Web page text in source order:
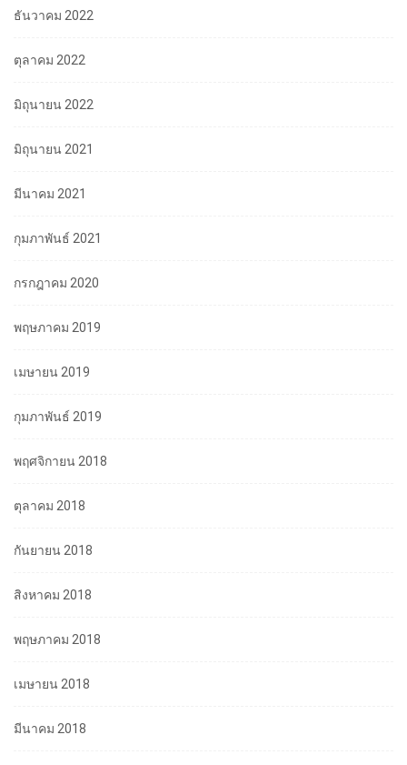
ธันวาคม 2022
ตุลาคม 2022
มิถุนายน 2022
มิถุนายน 2021
มีนาคม 2021
กุมภาพันธ์ 2021
กรกฎาคม 2020
พฤษภาคม 2019
เมษายน 2019
กุมภาพันธ์ 2019
พฤศจิกายน 2018
ตุลาคม 2018
กันยายน 2018
สิงหาคม 2018
พฤษภาคม 2018
เมษายน 2018
มีนาคม 2018